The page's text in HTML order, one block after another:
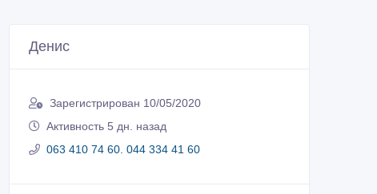
Денис
Зарегистрирован 10/05/2020
Активность 5 дн. назад
063 410 74 60. 044 334 41 60